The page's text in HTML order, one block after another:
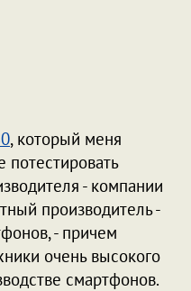
, который меня
- компании
производитель -
- причем
очень высокого
смартфонов.